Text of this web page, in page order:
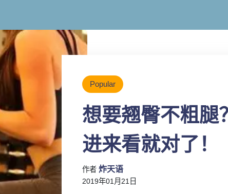
Popular
想要翘臀不粗腿
进来看就对了！
作者 炸天语
2019年01月21日